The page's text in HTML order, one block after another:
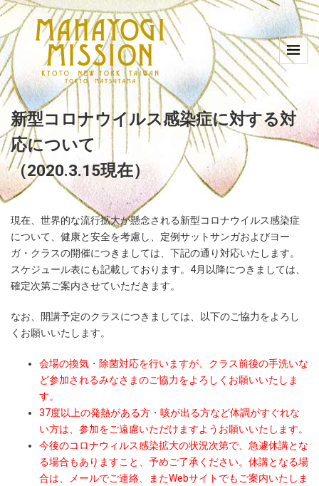
新型コロナウイルス感染症に対する対
応について
（2020.3.15現在）
現在、世界的な流行拡大が懸念される新型コロナウイルス感染症
について、健康と安全を考慮し、定例サットサンガおよびヨー
ガ・クラスの開催につきましては、下記の通り対応いたします。
スケジュール表にも記載しております。4月以降につきましては、
確定次第ご案内させていただきます。
なお、開講予定のクラスにつきましては、以下のご協力をよろし
くお願いいたします。
会場の換気・除菌対応を行いますが、クラス前後の手洗いな
ど参加されるみなさまのご協力をよろしくお願いいたしま
す。
37度以上の発熱がある方・咳が出る方など体調がすぐれな
い方は、参加をご遠慮いただけますようお願いいたします。
今後のコロナウィルス感染拡大の状況次第で、急遽休講とな
る場合もありますこと、予めご了承ください。休講となる場
合は、メールでご連絡、またWebサイトでもご案内いたしま